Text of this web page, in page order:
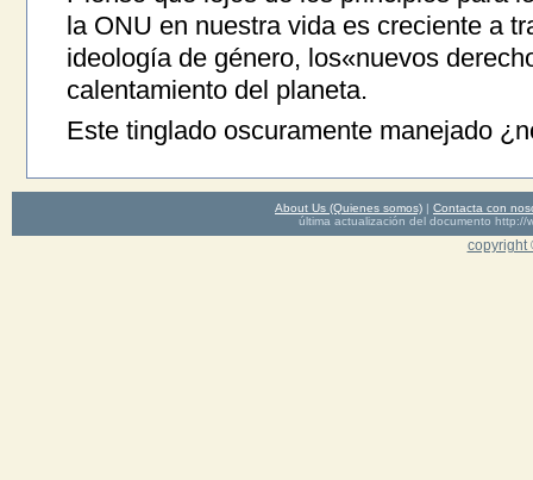
la ONU en nuestra vida es creciente a
ideología de género, los«nuevos
calentamiento del planeta.
Este tinglado oscuramente manejado
About Us (Quienes somos) | Contacta con
última actualización del documento http://
copyright